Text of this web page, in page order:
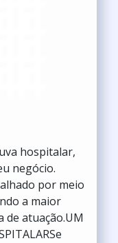
hospitalar,
negócio.
por meio
a maior
de atuação.UM